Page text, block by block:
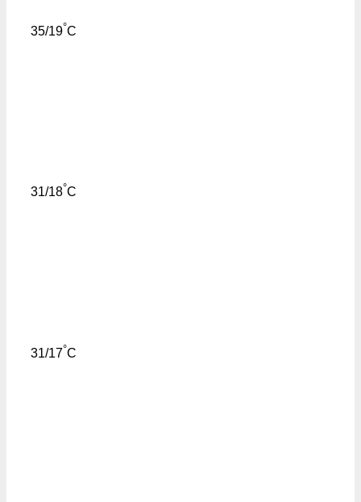
35/19°C
31/18°C
31/17°C